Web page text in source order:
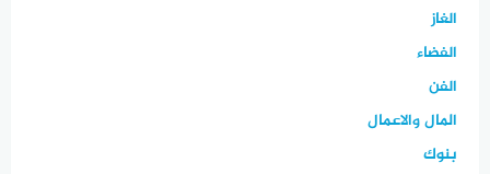
الغاز
الفضاء
الفن
المال والاعمال
بنوك